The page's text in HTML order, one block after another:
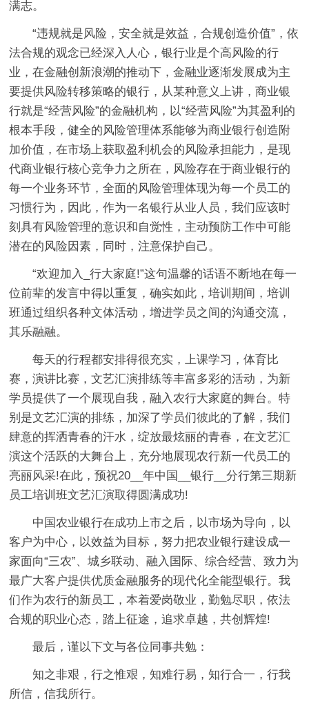
满志。
“违规就是风险，安全就是效益，合规创造价值”，依
法合规的观念已经深入人心，银行业是个高风险的行
业，在金融创新浪潮的推动下，金融业逐渐发展成为主
要提供风险转移策略的银行，从某种意义上讲，商业银
行就是“经营风险”的金融机构，以“经营风险”为其盈利的
根本手段，健全的风险管理体系能够为商业银行创造附
加价值，在市场上获取盈利机会的风险承担能力，是现
代商业银行核心竞争力之所在，风险存在于商业银行的
每一个业务环节，全面的风险管理体现为每一个员工的
习惯行为，因此，作为一名银行从业人员，我们应该时
刻具有风险管理的意识和自觉性，主动预防工作中可能
潜在的风险因素，同时，注意保护自己。
“欢迎加入_行大家庭!”这句温馨的话语不断地在每一
位前辈的发言中得以重复，确实如此，培训期间，培训
班通过组织各种文体活动，增进学员之间的沟通交流，
其乐融融。
每天的行程都安排得很充实，上课学习，体育比
赛，演讲比赛，文艺汇演排练等丰富多彩的活动，为新
学员提供了一个展现自我，融入农行大家庭的舞台。特
别是文艺汇演的排练，加深了学员们彼此的了解，我们
肆意的挥洒青春的汗水，绽放最炫丽的青春，在文艺汇
演这个活跃的大舞台上，充分地展现农行新一代员工的
亮丽风采!在此，预祝20__年中国__银行__分行第三期新
员工培训班文艺汇演取得圆满成功!
中国农业银行在成功上市之后，以市场为导向，以
客户为中心，以效益为目标，努力把农业银行建设成一
家面向“三农”、城乡联动、融入国际、综合经营、致力为
最广大客户提供优质金融服务的现代化全能型银行。我
们作为农行的新员工，本着爱岗敬业，勤勉尽职，依法
合规的职业心态，踏上征途，追求卓越，共创辉煌!
最后，谨以下文与各位同事共勉：
知之非艰，行之惟艰，知难行易，知行合一，行我
所信，信我所行。